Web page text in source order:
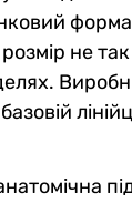
розмір не